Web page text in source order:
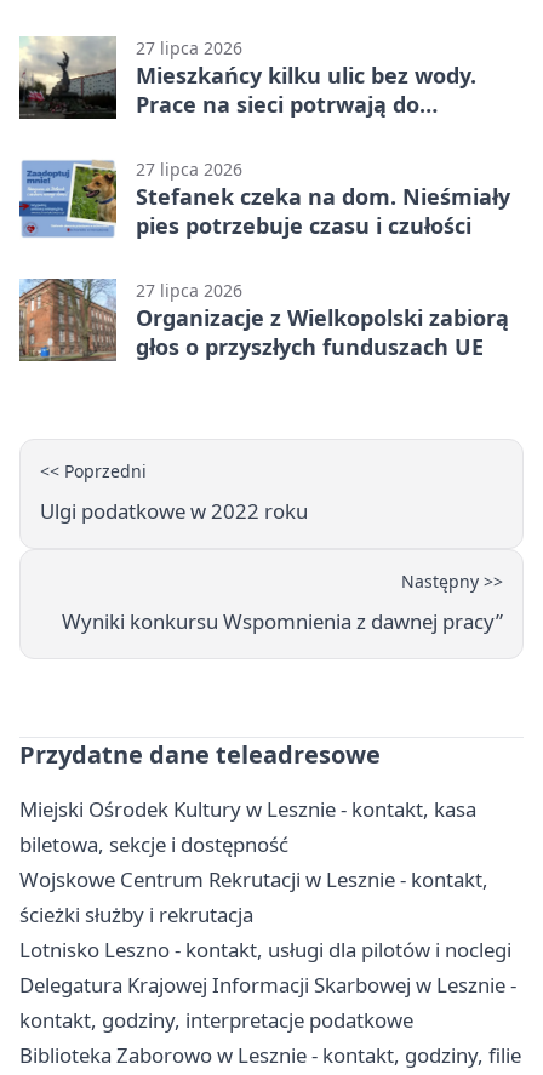
27 lipca 2026
Mieszkańcy kilku ulic bez wody.
Prace na sieci potrwają do
27 lipca 2026
Stefanek czeka na dom. Nieśmiały
pies potrzebuje czasu i czułości
27 lipca 2026
Organizacje z Wielkopolski zabiorą
głos o przyszłych funduszach UE
<< Poprzedni
Ulgi podatkowe w 2022 roku
Następny >>
Wyniki konkursu Wspomnienia z dawnej pracy”
Przydatne dane teleadresowe
Miejski Ośrodek Kultury w Lesznie - kontakt, kasa
biletowa, sekcje i dostępność
Wojskowe Centrum Rekrutacji w Lesznie - kontakt,
ścieżki służby i rekrutacja
Lotnisko Leszno - kontakt, usługi dla pilotów i noclegi
Delegatura Krajowej Informacji Skarbowej w Lesznie -
kontakt, godziny, interpretacje podatkowe
Biblioteka Zaborowo w Lesznie - kontakt, godziny, filie